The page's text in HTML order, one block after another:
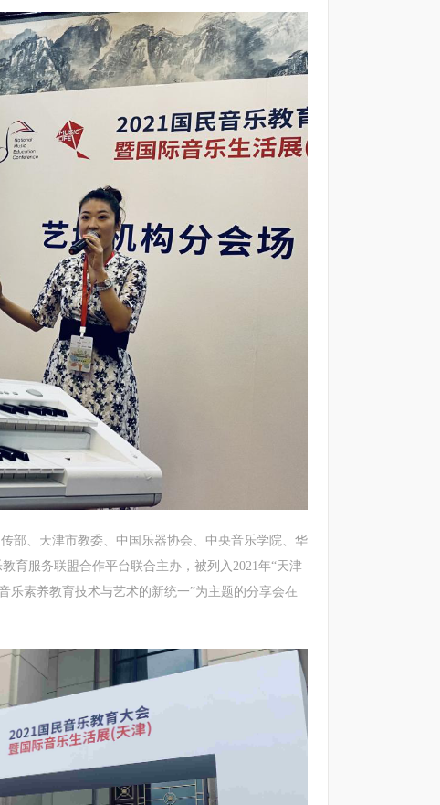
、天津市教委、中国乐器协会、中央音乐学院、华
育服务联盟合作平台联合主办，被列入2021年“天津
乐素养教育技术与艺术的新统一”为主题的分享会在